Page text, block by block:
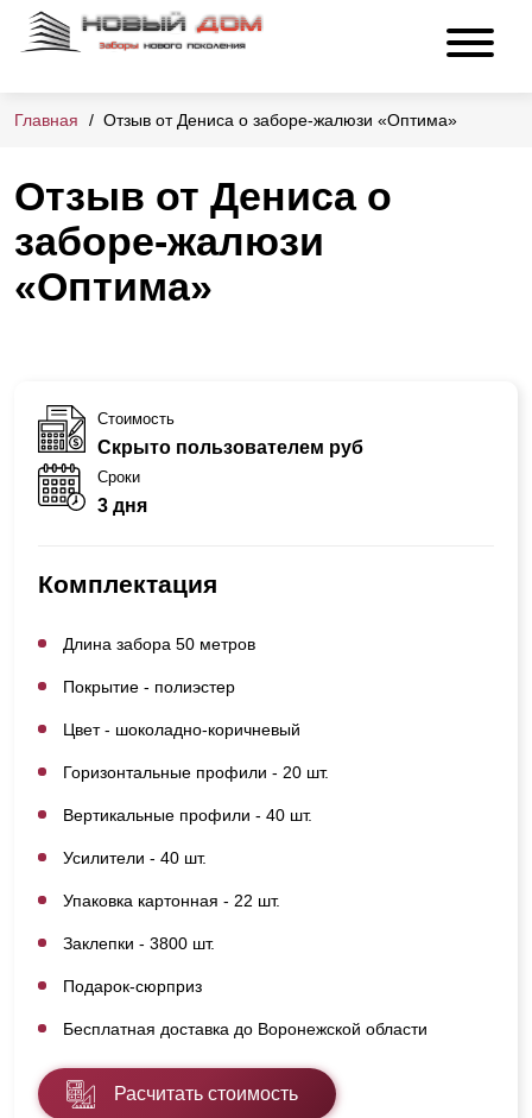
Главная Отзыв от Дениса о заборе-жалюзи «Оптима»
Отзыв от Дениса о
заборе-жалюзи
«Оптима»
Стоимость
Скрыто пользователем руб
Сроки
3 дня
Комплектация
Длина забора 50 метров
Покрытие - полиэстер
Цвет - шоколадно-коричневый
Горизонтальные профили - 20 шт.
Вертикальные профили - 40 шт.
Усилители - 40 шт.
Упаковка картонная - 22 шт.
Заклепки - 3800 шт.
Подарок-сюрприз
Бесплатная доставка до Воронежской области
Расчитать стоимость